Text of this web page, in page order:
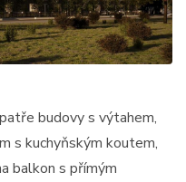
budovy s výtahem,
s kuchyňským koutem,
balkon s přímým